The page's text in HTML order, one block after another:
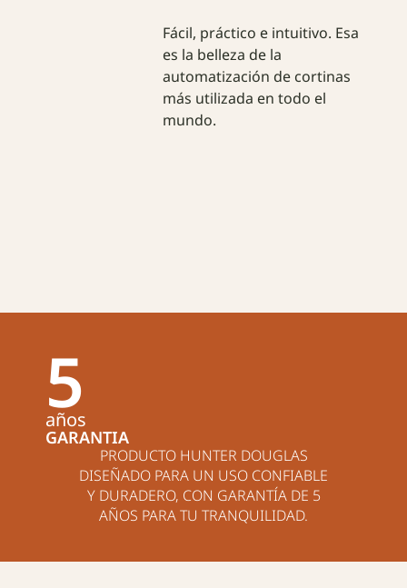
Fácil, práctico e intuitivo. Esa
es la belleza de la
automatización de cortinas
más utilizada en todo el
mundo.
5
años
GARANTIA
PRODUCTO HUNTER DOUGLAS
DISEÑADO PARA UN USO CONFIABLE
Y DURADERO, CON GARANTÍA DE 5
AÑOS PARA TU TRANQUILIDAD.